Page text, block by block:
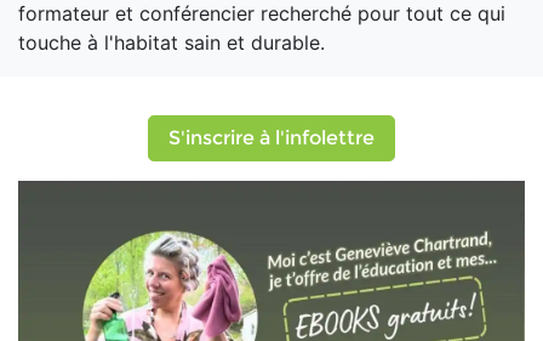
formateur et conférencier recherché pour tout ce qui
touche à l'habitat sain et durable.
S'inscrire à l'infolettre